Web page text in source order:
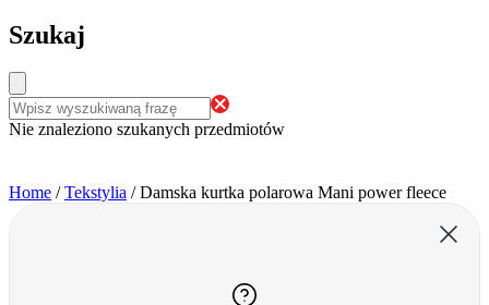
Szukaj
Nie znaleziono szukanych przedmiotów
Home /Tekstylia /Damska kurtka polarowa Mani power fleece